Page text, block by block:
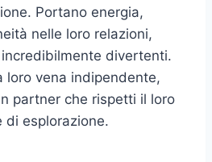
Portano energia,
nelle loro relazioni,
divertenti.
loro vena indipendente,
partner che rispetti il loro
di esplorazione.